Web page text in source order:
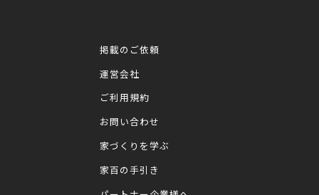
掲載のご依頼
運営会社
ご利用規約
お問い合わせ
家づくりを学ぶ
家百の手引き